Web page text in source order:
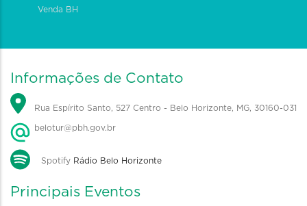
Venda BH
Informações de Contato
Rua Espírito Santo, 527 Centro - Belo Horizonte, MG, 30160-031
belotur@pbh.gov.br
Spotify Rádio Belo Horizonte
Principais Eventos